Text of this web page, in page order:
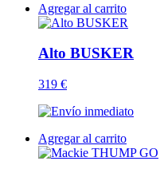
Agregar al carrito
Alto BUSKER
319 €
Agregar al carrito